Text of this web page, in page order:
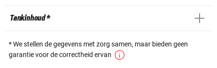
Tankinhoud *
* We stellen de gegevens met zorg samen, maar bieden geen
garantie voor de correctheid ervan